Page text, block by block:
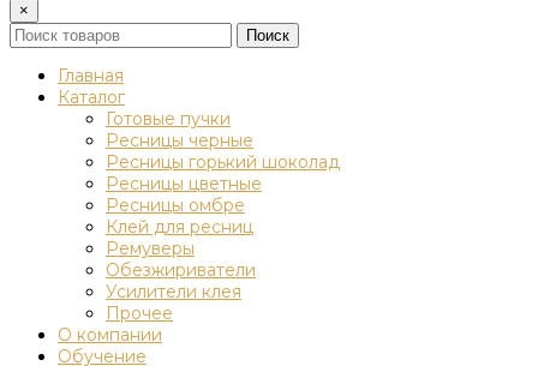
×
Поиск
Главная
Каталог
Готовые пучки
Ресницы черные
Ресницы горький шоколад
Ресницы цветные
Ресницы омбре
Клей для ресниц
Ремуверы
Обезжириватели
Усилители клея
Прочее
О компании
Обучение